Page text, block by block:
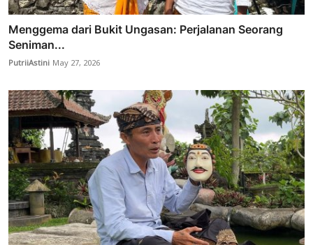
Menggema dari Bukit Ungasan: Perjalanan Seorang
Seniman...
PutriiAstini May 27, 2026